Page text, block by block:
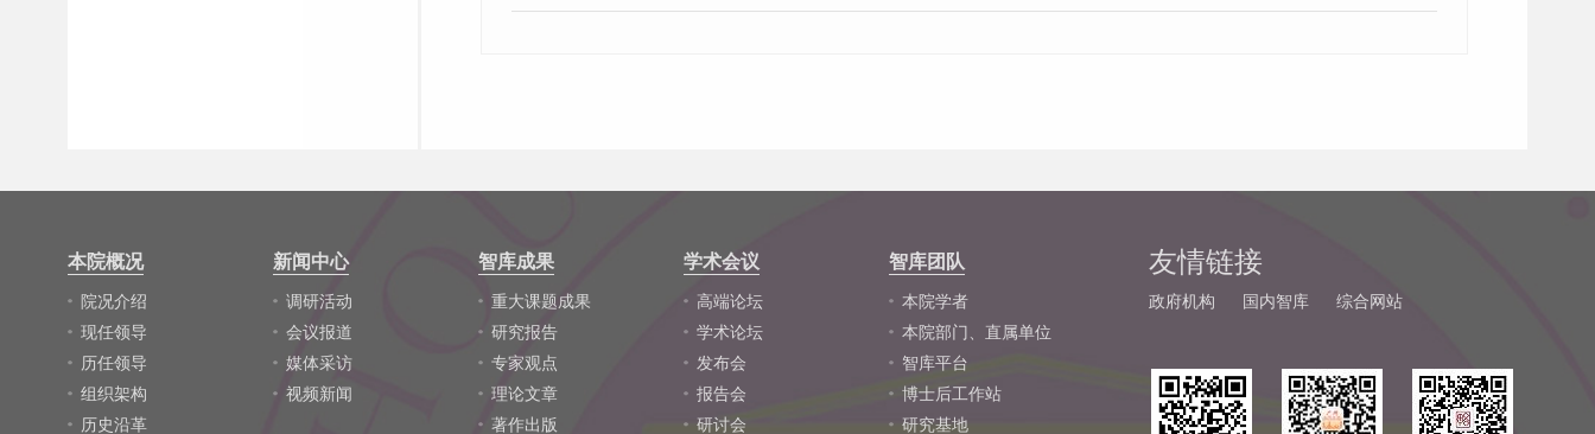
本院概况
院况介绍
现任领导
历任领导
组织架构
历史沿革
新闻中心
调研活动
会议报道
媒体采访
视频新闻
智库成果
重大课题成果
研究报告
专家观点
理论文章
著作出版
学术会议
高端论坛
学术论坛
发布会
报告会
研讨会
智库团队
本院学者
本院部门、直属单位
智库平台
博士后工作站
研究基地
友情链接
政府机构 国内智库 综合网站